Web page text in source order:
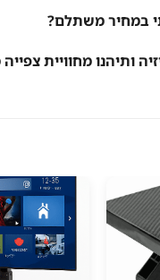
במחיר משתלם?
ותיהנו מחוויית